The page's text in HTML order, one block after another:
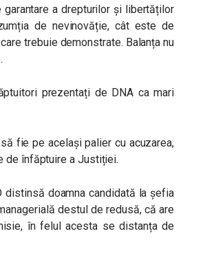
a drepturilor și libertăților
de nevinovăție, cât este de
trebuie demonstrate. Balanța nu
prezentați de DNA ca mari
fie pe același palier cu acuzarea,
de înfăptuire a Justiției.
distinsă doamna candidată la șefia
destul de redusă, că are
în felul acesta se distanța de